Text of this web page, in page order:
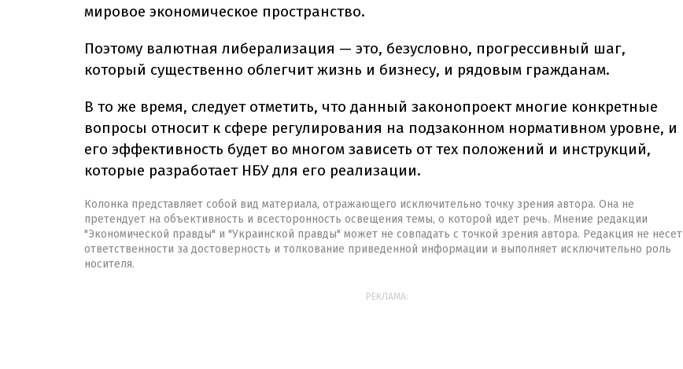
мировое экономическое пространство.
Поэтому валютная либерализация — это, безусловно, прогрессивный шаг,
который существенно облегчит жизнь и бизнесу, и рядовым гражданам.
В то же время, следует отметить, что данный законопроект многие конкретные
вопросы относит к сфере регулирования на подзаконном нормативном уровне, и
его эффективность будет во многом зависеть от тех положений и инструкций,
которые разработает НБУ для его реализации.
Колонка представляет собой вид материала, отражающего исключительно точку зрения автора. Она не
претендует на объективность и всесторонность освещения темы, о которой идет речь. Мнение редакции
"Экономической правды" и "Украинской правды" может не совпадать с точкой зрения автора. Редакция не несет
ответственности за достоверность и толкование приведенной информации и выполняет исключительно роль
носителя.
РЕКЛАМА: